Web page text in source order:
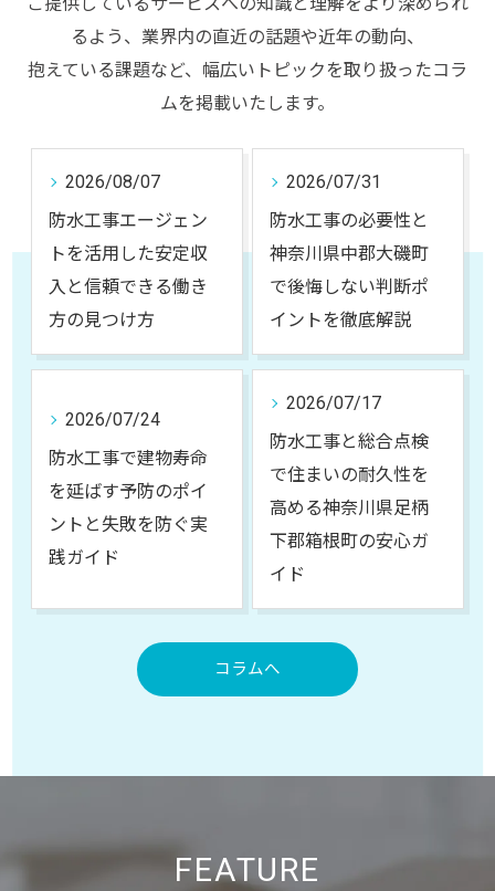
るよう、業界内の直近の話題や近年の動向、
抱えている課題など、幅広いトピックを取り扱ったコラ
ムを掲載いたします。
2026/08/07
防水工事エージェン
トを活用した安定収
入と信頼できる働き
方の見つけ方
2026/07/31
防水工事の必要性と
神奈川県中郡大磯町
で後悔しない判断ポ
イントを徹底解説
2026/07/24
防水工事で建物寿命
を延ばす予防のポイ
ントと失敗を防ぐ実
践ガイド
2026/07/17
防水工事と総合点検
で住まいの耐久性を
高める神奈川県足柄
下郡箱根町の安心ガ
イド
コラムへ
FEATURE